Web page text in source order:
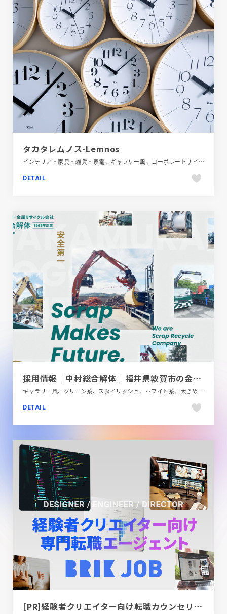
タカタレムノス-Lemnos
インテリア・家具・雑貨・家電、ギャラリー風、コーポレートサイト、シンプル、ナチュラル、ホワイト系、大きめ写真
DETAIL
採用情報｜中村総合解体｜福井県敦賀市の金属リサイクル会社
ギャラリー風、グリーン系、スタイリッシュ、ホワイト系、大きめ写真、新卒・中途採用サイト、金融・法律・人材・専門職
DETAIL
[PR]経験者クリエイター向け転職カウンセリング｜デザイナー / ディレクター / エンジニア